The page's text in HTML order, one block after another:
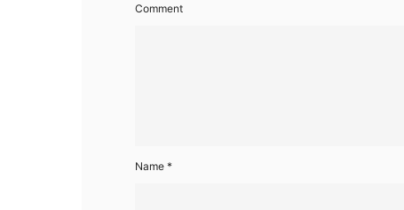
Comment
Name *